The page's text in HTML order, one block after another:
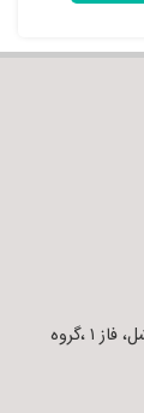
مازندران، سوادکوه شمالی، شهرک صنعتی بشل، فاز ۱ ،گروه